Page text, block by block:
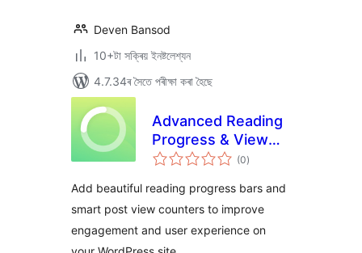
Deven Bansod
10+টা সক্ৰিয় ইনষ্টলেশ্যন
4.7.34ৰ সৈতে পৰীক্ষা কৰা হৈছে
Advanced Reading
Progress & View
Counter
(0টা
মুঠ)
Add beautiful reading progress bars and
smart post view counters to improve
engagement and user experience on